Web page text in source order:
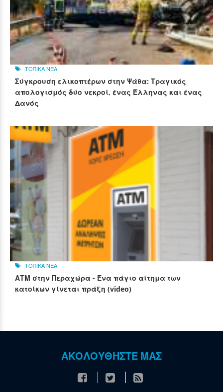
ΤΟΠΙΚΑ ΝΕΑ
Σύγκρουση ελικοπτέρων στην Ψάθα: Τραγικός
απολογισμός δύο νεκροί, ένας Έλληνας και ένας
Δανός
ΤΟΠΙΚΑ ΝΕΑ
ΑΤΜ στην Περαχώρα - Ένα πάγιο αίτημα των
κατοίκων γίνεται πράξη (video)
ΑΚΟΛΟΥΘΗΣΤΕ ΜΑΣ